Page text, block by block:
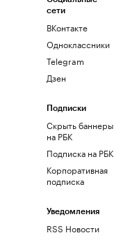
сети
ВКонтакте
Одноклассники
Telegram
Дзен
Подписки
Скрыть баннеры
на РБК
Подписка на РБК
Корпоративная
подписка
Уведомления
RSS Новости